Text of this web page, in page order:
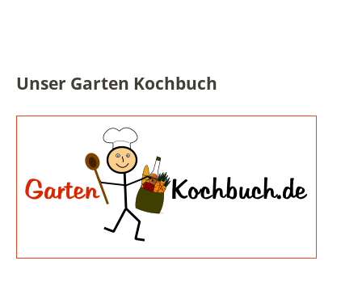
Unser Garten Kochbuch